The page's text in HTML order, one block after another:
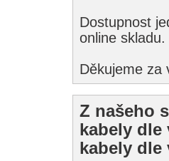
Dostupnost
online skladu.
Děkujeme za
Z našeho
kabely dle
kabely dle